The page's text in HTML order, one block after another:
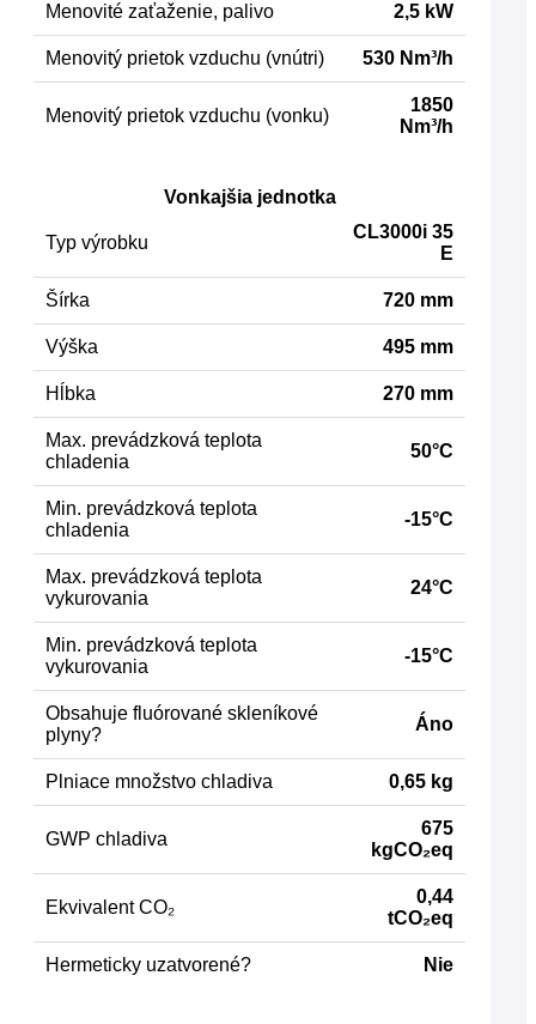
Menovité zaťaženie, palivo
2,5 kW
Menovitý prietok vzduchu (vnútri) 530 Nm³/h
Menovitý prietok vzduchu (vonku)
1850
Nm³/h
Vonkajšia jednotka
Typ výrobku
CL3000i 35
E
Šírka 720 mm
Výška 495 mm
Hĺbka 270 mm
Max. prevádzková teplota
chladenia
50°C
Min. prevádzková teplota
chladenia
-15°C
Max. prevádzková teplota
vykurovania
24°C
Min. prevádzková teplota
vykurovania
-15°C
Obsahuje fluórované skleníkové
plyny?
Áno
Plniace množstvo chladiva 0,65 kg
GWP chladiva
675
kgCO₂eq
Ekvivalent CO₂
0,44
tCO₂eq
Hermeticky uzatvorené? Nie